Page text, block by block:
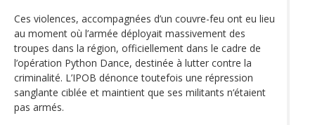
Ces violences, accompagnées d’un couvre-feu ont eu lieu
au moment où l’armée déployait massivement des
troupes dans la région, officiellement dans le cadre de
l’opération Python Dance, destinée à lutter contre la
criminalité. L’IPOB dénonce toutefois une répression
sanglante ciblée et maintient que ses militants n‘étaient
pas armés.